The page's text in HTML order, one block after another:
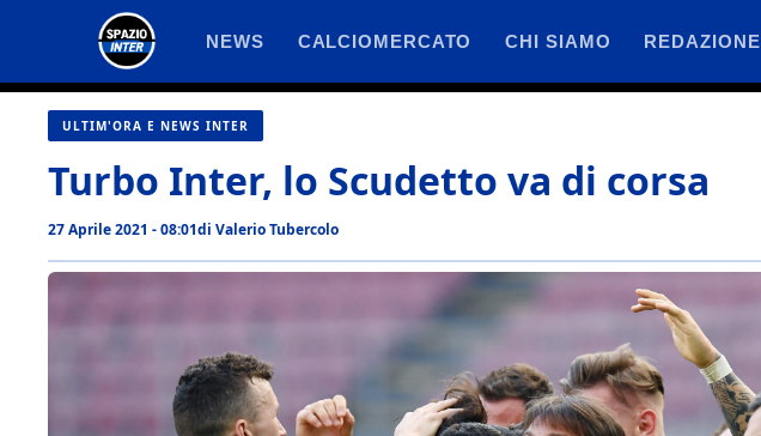
contenuto
NEWS CALCIOMERCATO CHI SIAMO REDAZIONE
ULTIM'ORA E NEWS INTER
Turbo Inter, lo Scudetto va di corsa
27 Aprile 2021 - 08:01di Valerio Tubercolo